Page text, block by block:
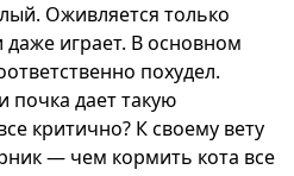
Оживляется только
даже играет. В основном
похудел.
почка дает такую
критично? К своему вету
— чем кормить кота все